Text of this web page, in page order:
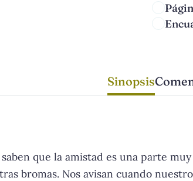
Sinopsis
saben que la amistad es una parte
bromas. Nos avisan cuando